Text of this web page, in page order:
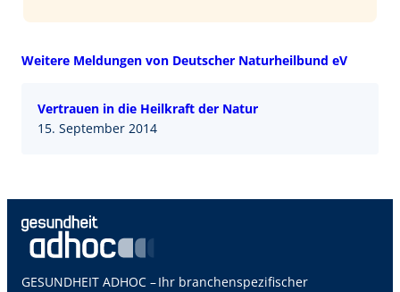
Weitere Meldungen von Deutscher Naturheilbund eV
Vertrauen in die Heilkraft der Natur
15. September 2014
GESUNDHEIT ADHOC – Ihr branchenspezifischer